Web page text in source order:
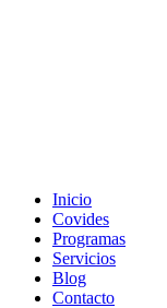
Inicio
Covides
Programas
Servicios
Blog
Contacto